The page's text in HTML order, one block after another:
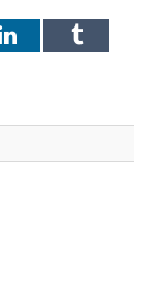
LinkedInTumblr